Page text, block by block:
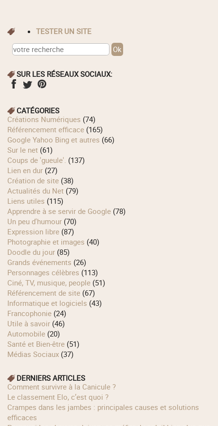
TESTER UN SITE
SUR LES RÉSEAUX SOCIAUX:
CATÉGORIES
Créations Numériques (74)
Référencement efficace (165)
Google Yahoo Bing et autres (66)
Sur le net (61)
Coups de 'gueule'. (137)
Lien en dur (27)
Création de site (38)
Actualités du Net (79)
Liens utiles (115)
Apprendre à se servir de Google (78)
Un peu d'humour (70)
Expression libre (87)
Photographie et images (40)
Doodle du jour (85)
Grands événements (26)
Personnages célèbres (113)
Ciné, TV, musique, people (51)
Référencement de site (67)
Informatique et logiciels (43)
Francophonie (24)
Utile à savoir (46)
Automobile (20)
Santé et Bien-être (51)
Médias Sociaux (37)
DERNIERS ARTICLES
Comment survivre à la Canicule ?
Le classement Elo, c’est quoi ?
Crampes dans les jambes : principales causes et solutions
efficaces